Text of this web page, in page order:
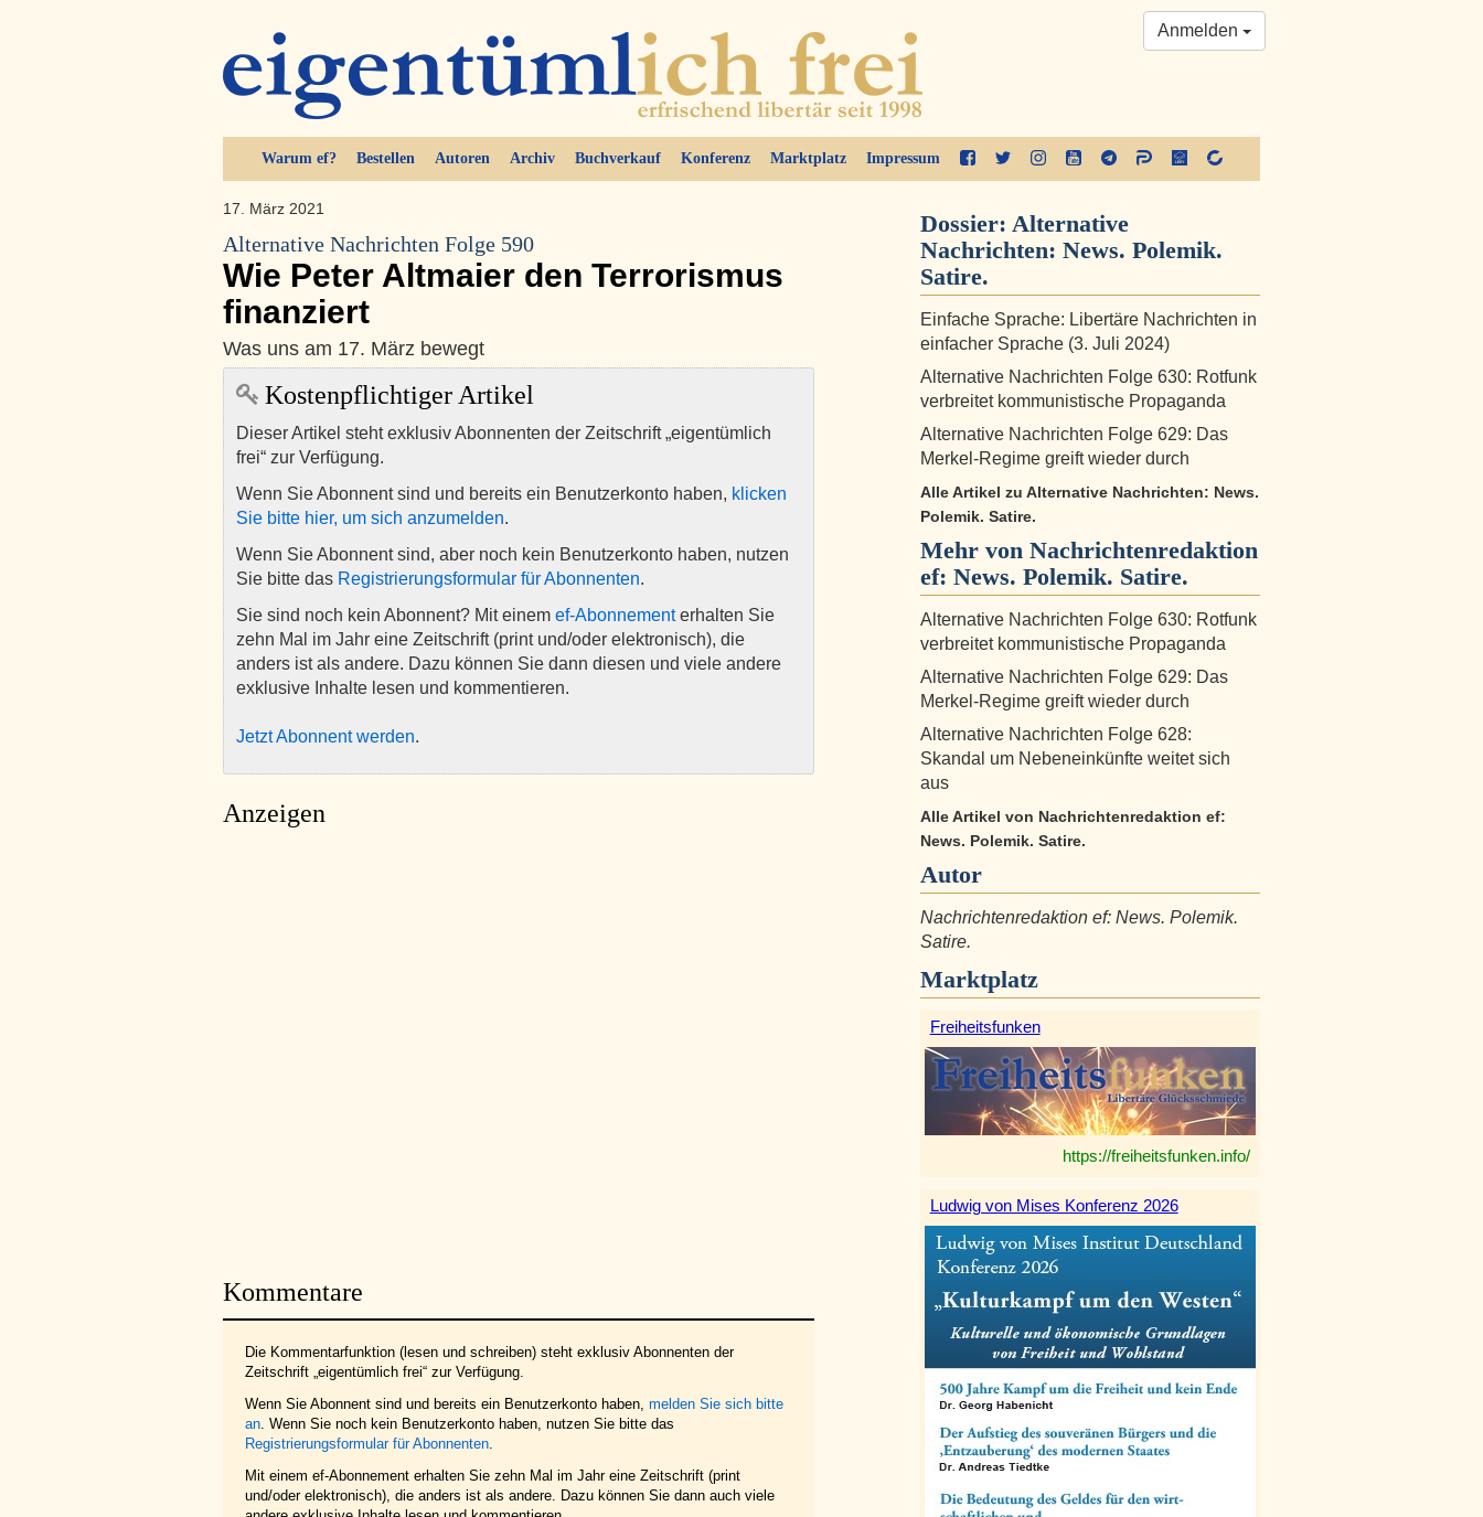
Warum ef? Bestellen Autoren Archiv Buchverkauf Konferenz Marktplatz Impressum
Anmelden
17. März 2021
Alternative Nachrichten Folge 590
Wie Peter Altmaier den Terrorismus
finanziert
Was uns am 17. März bewegt
Kostenpflichtiger Artikel
Dieser Artikel steht exklusiv Abonnenten der Zeitschrift „eigentümlich
frei“ zur Verfügung.
Wenn Sie Abonnent sind und bereits ein Benutzerkonto haben, klicken
Sie bitte hier, um sich anzumelden.
Wenn Sie Abonnent sind, aber noch kein Benutzerkonto haben, nutzen
Sie bitte das Registrierungsformular für Abonnenten.
Sie sind noch kein Abonnent? Mit einem ef-Abonnementerhalten Sie
zehn Mal im Jahr eine Zeitschrift (print und/oder elektronisch), die
anders ist als andere. Dazu können Sie dann diesen und viele andere
exklusive Inhalte lesen und kommentieren.
Jetzt Abonnent werden.
Anzeigen
Kommentare
Die Kommentarfunktion (lesen und schreiben) steht exklusiv Abonnenten der
Zeitschrift „eigentümlich frei“ zur Verfügung.
Wenn Sie Abonnent sind und bereits ein Benutzerkonto haben, melden Sie sich bitte
an. Wenn Sie noch kein Benutzerkonto haben, nutzen Sie bitte das
Registrierungsformular für Abonnenten.
Mit einem ef-Abonnement erhalten Sie zehn Mal im Jahr eine Zeitschrift (print
und/oder elektronisch), die anders ist als andere. Dazu können Sie dann auch viele
Dossier: Alternative
Nachrichten: News. Polemik.
Satire.
Einfache Sprache: Libertäre Nachrichten in
einfacher Sprache (3. Juli 2024)
Alternative Nachrichten Folge 630: Rotfunk
verbreitet kommunistische Propaganda
Alternative Nachrichten Folge 629: Das
Merkel-Regime greift wieder durch
Alle Artikel zu Alternative Nachrichten: News.
Polemik. Satire.
Mehr von Nachrichtenredaktion
ef: News. Polemik. Satire.
Alternative Nachrichten Folge 630: Rotfunk
verbreitet kommunistische Propaganda
Alternative Nachrichten Folge 629: Das
Merkel-Regime greift wieder durch
Alternative Nachrichten Folge 628:
Skandal um Nebeneinkünfte weitet sich
aus
Alle Artikel von Nachrichtenredaktion ef:
News. Polemik. Satire.
Autor
Nachrichtenredaktion ef: News. Polemik.
Satire.
Marktplatz
Freiheitsfunken
https://freiheitsfunken.info/
Ludwig von Mises Konferenz 2026